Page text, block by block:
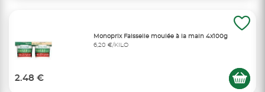
Monoprix Faisselle moulée à la main 4x100g
6,20 €/KILO
2.48 €